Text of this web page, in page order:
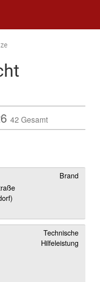
42 Gesamt
Brand
Technische
Hilfeleistung